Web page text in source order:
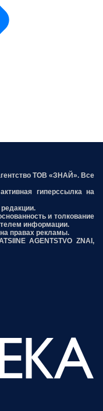
ТОВ «ЗНАЙ». Все
гиперссылка на
и толкование
информации.
правах рекламы.
AGENTSTVO ZNAI,